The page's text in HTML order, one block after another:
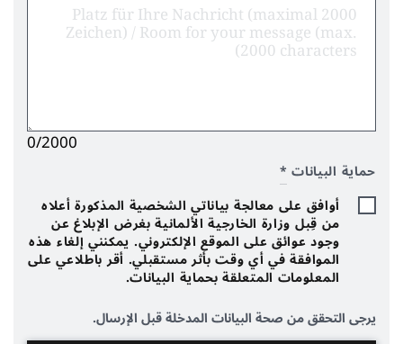
0/2000
حماية البيانات *
أوافق على معالجة بياناتي الشخصية المذكورة أعلاه
من قِبل وزارة الخارجية الألمانية بغرض الإبلاغ عن
وجود عوائق على الموقع الإلكتروني. يمكنني إلغاء هذه
الموافقة في أي وقت بأثر مستقبلي. أقر باطلاعي على
المعلومات المتعلقة بحماية البيانات.
يرجى التحقق من صحة البيانات المدخلة قبل الإرسال.